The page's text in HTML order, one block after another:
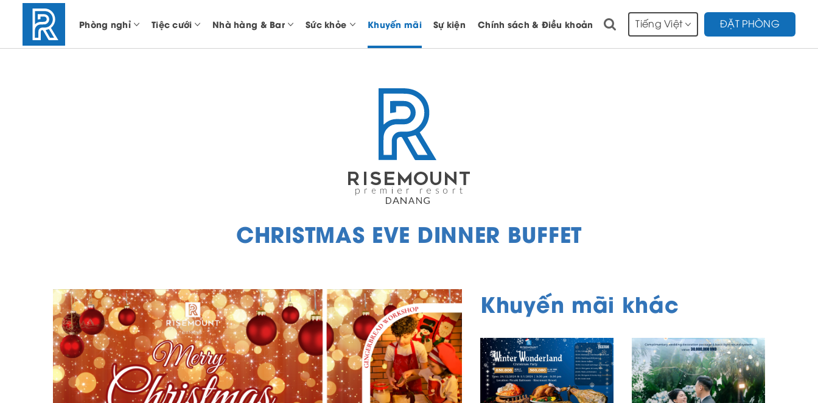
Phòng nghỉ Tiệc cưới Nhà hàng & Bar Sức khỏe Khuyến mãi Sự kiện Chính sách & Điều khoản Tiếng Việt ĐẶT PHÒNG
CHRISTMAS EVE DINNER BUFFET
Khuyến mãi khác